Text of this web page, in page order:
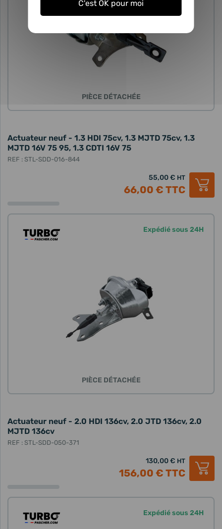
PIÈCE DÉTACHÉE
Actuateur neuf - 1.3 HDI 75cv, 1.3 MJTD 75cv, 1.3
MJTD 16V 75 95, 1.3 CDTI 16V 75
REF : STL-SDD-016-844
55,00 € HT
66,00 € TTC
Expédié sous 24H
PIÈCE DÉTACHÉE
Actuateur neuf - 2.0 HDI 136cv, 2.0 JTD 136cv, 2.0
MJTD 136cv
REF : STL-SDD-050-371
130,00 € HT
156,00 € TTC
Expédié sous 24H
C'est OK pour moi